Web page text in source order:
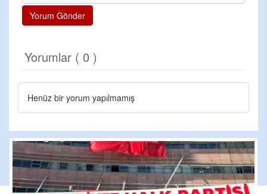
Yorum Gönder
Yorumlar ( 0 )
Henüz bir yorum yapılmamış